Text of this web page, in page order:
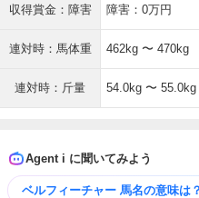
収得賞金：障害 障害：0万円
連対時：馬体重 462kg 〜 470kg
連対時：斤量 54.0kg 〜 55.0kg
Agent i に聞いてみよう
ベルフィーチャー 馬名の意味は？